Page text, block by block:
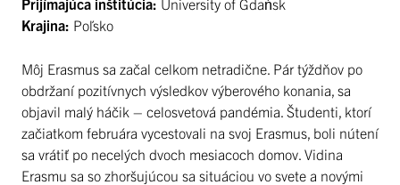
Krajina: Poľsko
Môj Erasmus sa začal celkom netradične. Pár týždňov po
obdržaní pozitívnych výsledkov výberového konania, sa
objavil malý háčik – celosvetová pandémia. Študenti, ktorí
začiatkom februára vycestovali na svoj Erasmus, boli nútení
sa vrátiť po necelých dvoch mesiacoch domov. Vidina
Erasmu sa so zhoršujúcou sa situáciou vo svete a novými